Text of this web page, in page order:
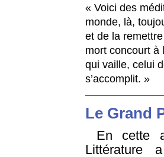
« Voici des
monde, là,
et de la
mort concourt à
qui vaille, celui
s’accomplit. »
Le Grand
En cette
Littérature